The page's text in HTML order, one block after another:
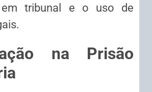
em tribunal e o uso de
na Prisão